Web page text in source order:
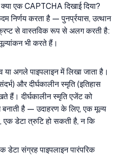
एक CAPTCHA दिखाई दिया?
करता है — पुनर्प्रयास, उत्थान
से वास्तविक रूप से अलग करती है:
भी करते हैं।
या अगले पाइपलाइन में लिखा जाता है।
और दीर्घकालीन स्मृति (इतिहास
हैं। दीर्घकालीन स्मृति एजेंट को
बनाती है — उदाहरण के लिए, एक मूल्य
एक डेटा त्रुटि हो सकती है, न कि
संग्रह पाइपलाइन पारंपरिक